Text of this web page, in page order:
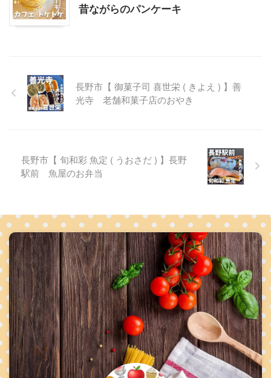
昔ながらのパンケーキ
長野市【 御菓子司 喜世栄 ( きよえ ) 】善
光寺 老舗和菓子店のおやき
長野市【 旬和彩 魚定 ( うおさだ ) 】長野
駅前 魚屋のお弁当